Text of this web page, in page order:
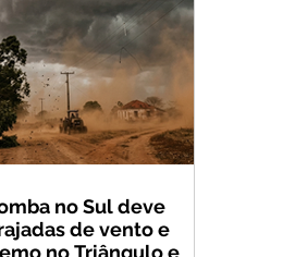
no Sul deve
de vento e
no Triângulo e